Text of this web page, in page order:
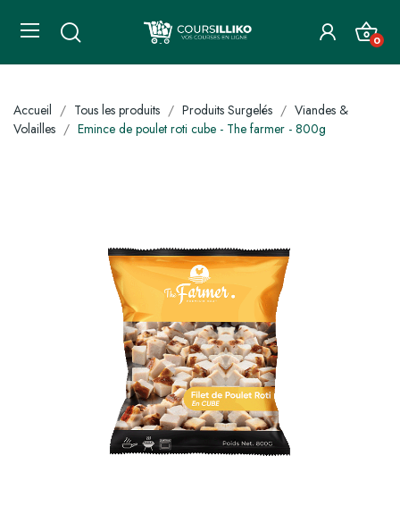
0
Accueil Tous les produits Produits Surgelés
Viandes &
Volailles
Emince de poulet roti cube - The farmer - 800g